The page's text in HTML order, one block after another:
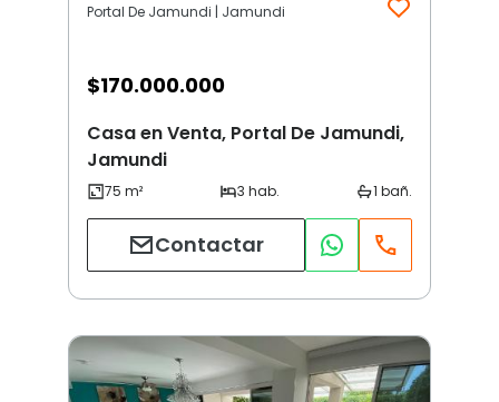
Portal De Jamundi | Jamundi
$170.000.000
Casa en Venta, Portal De Jamundi,
Jamundi
Contactar